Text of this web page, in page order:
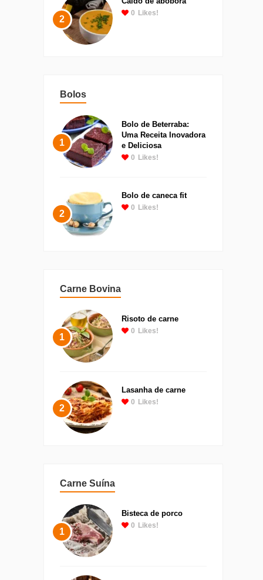
2
0 Likes!
Bolos
1
Bolo de Beterraba:
Uma Receita Inovadora
e Deliciosa
0 Likes!
2
Bolo de caneca fit
0 Likes!
Carne Bovina
1
Risoto de carne
0 Likes!
2
Lasanha de carne
0 Likes!
Carne Suína
1
Bisteca de porco
0 Likes!